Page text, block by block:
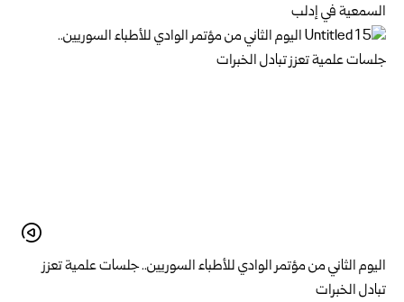
السمعية في إدلب
اليوم الثاني من مؤتمر الوادي للأطباء السوريين.. جلسات علمية تعزز
تبادل الخبرات